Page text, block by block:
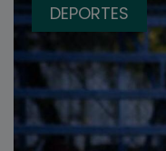
DEPORTES